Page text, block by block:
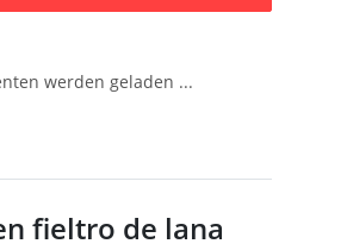
werden geladen ...
fieltro de lana